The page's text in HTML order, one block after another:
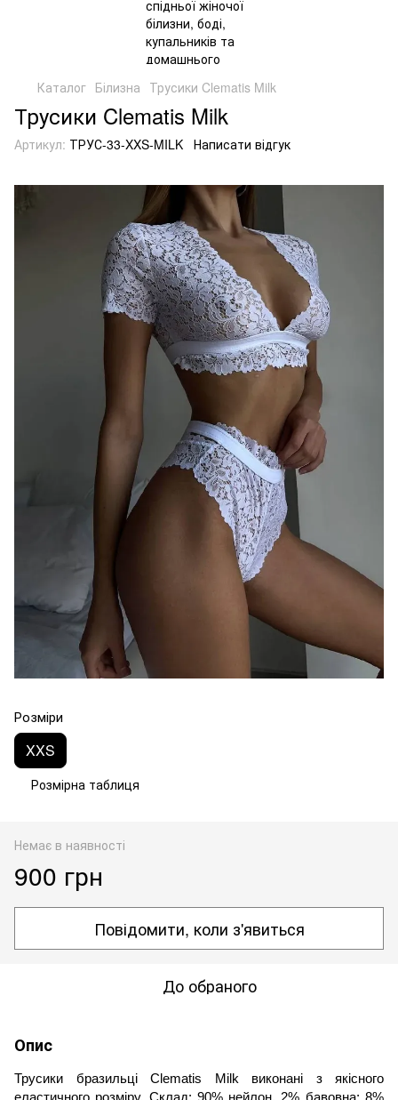
Каталог Білизна Трусики Clematis Milk
Трусики Clematis Milk
Артикул: ТРУС-33-XXS-MILK Написати відгук
Розміри
XXS
Розмірна таблиця
Немає в наявності
900 грн
Повідомити, коли з'явиться
До обраного
Опис
Трусики бразильці Clematis Milk виконані з якісного